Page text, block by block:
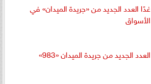
غدًا العدد الجديد من «جريدة الميدان» في
الأسواق
العدد الجديد من جريدة الميدان «983»